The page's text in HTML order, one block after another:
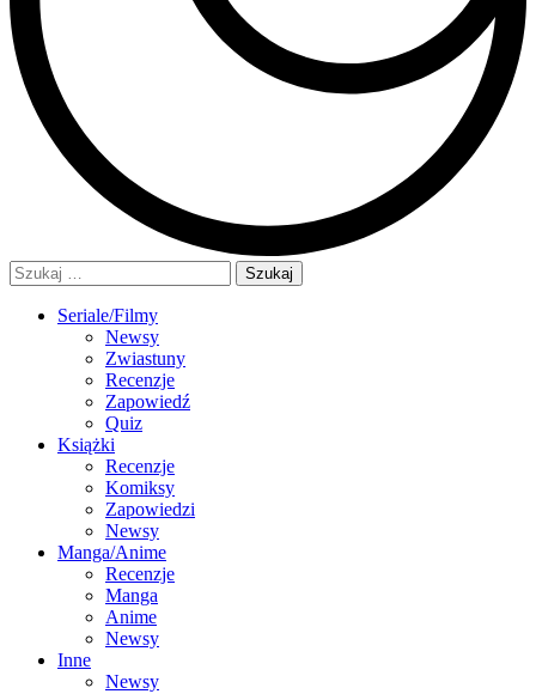
Szukaj:
Seriale/Filmy
Newsy
Zwiastuny
Recenzje
Zapowiedź
Quiz
Książki
Recenzje
Komiksy
Zapowiedzi
Newsy
Manga/Anime
Recenzje
Manga
Anime
Newsy
Inne
Newsy